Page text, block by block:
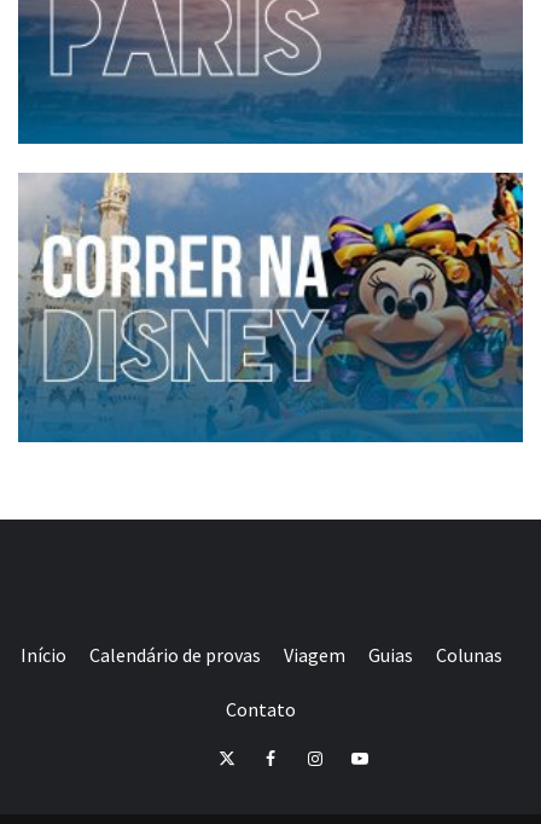
Início Calendário de provas Viagem Guias Colunas
Contato
TwitterFacebookInstagramYoutube